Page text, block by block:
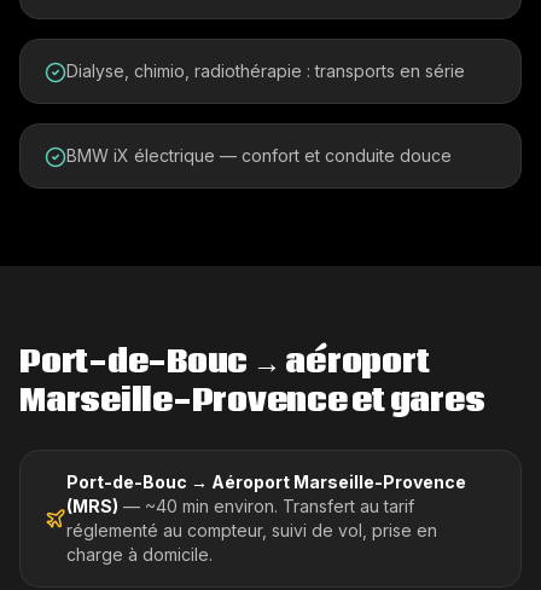
Dialyse, chimio, radiothérapie : transports en série
BMW iX électrique — confort et conduite douce
Port-de-Bouc → aéroport
Marseille-Provence et gares
Port-de-Bouc → Aéroport Marseille-Provence
(MRS) — ~40 min environ. Transfert au tarif
réglementé au compteur, suivi de vol, prise en
charge à domicile.